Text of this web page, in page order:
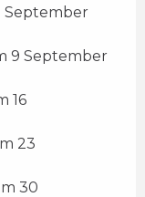
September
9 September
16
23
30